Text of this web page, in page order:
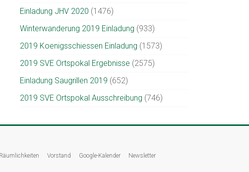
Einladung JHV 2020 (1476)
Winterwanderung 2019 Einladung (933)
2019 Koenigsschiessen Einladung (1573)
2019 SVE Ortspokal Ergebnisse (2575)
Einladung Saugrillen 2019 (652)
2019 SVE Ortspokal Ausschreibung (746)
Vorstand Google-Kalender
Newsletter